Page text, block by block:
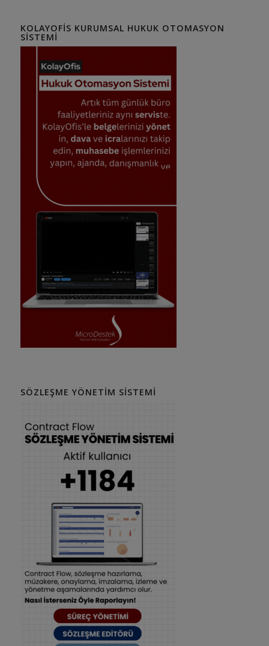
KOLAYOFIS KURUMSAL HUKUK OTOMASYON
SISTEMI
SÖZLEŞME YÖNETIM SISTEMI